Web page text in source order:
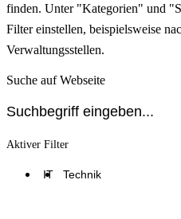
finden. Unter "Kategorien" und
Filter einstellen, beispielsweise
Verwaltungsstellen.
Suche auf Webseite
Aktiver Filter
IT Technik